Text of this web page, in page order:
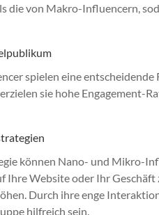
die von Makro-Influencern,
spielen eine
sie hohe Engagement-
können Nano- und Mikro-
Ihre Website oder Ihr
Durch ihre enge
hilfreich sein.